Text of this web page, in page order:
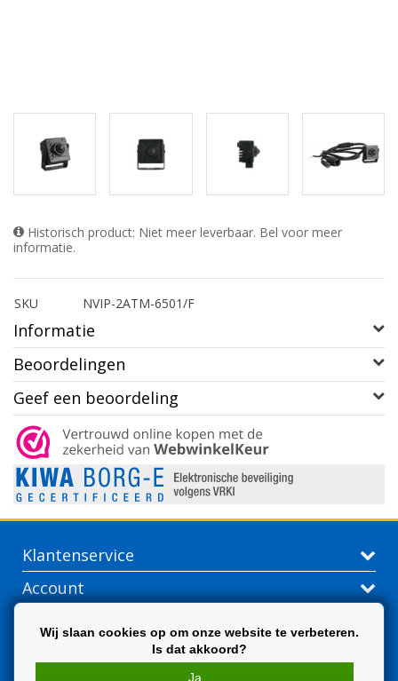
Historisch product: Niet meer leverbaar. Bel voor meer
informatie.
SKU NVIP-2ATM-6501/F
Informatie
Beoordelingen
Geef een beoordeling
Klantenservice
Account
Wij slaan cookies op om onze website te verbeteren.
Is dat akkoord?
Ja